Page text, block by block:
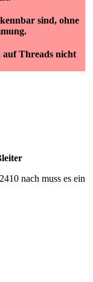
sind, ohne
Threads nicht
nach muss es ein